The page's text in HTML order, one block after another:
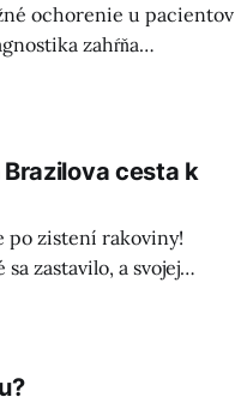
ochorenie u pacientov
zahŕňa
Prevencia
cesta k
po zistení rakoviny!
zastavilo, a svojej
k podpore